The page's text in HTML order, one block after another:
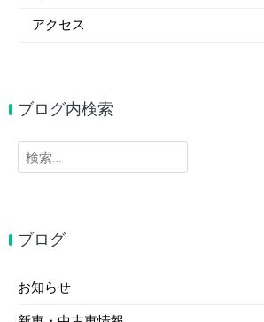
アクセス
ブログ内検索
検
索:
ブログ
お知らせ